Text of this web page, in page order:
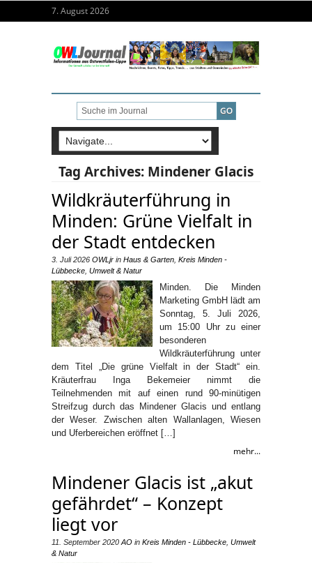
7. August 2026
Tag Archives: Mindener Glacis
Wildkräuterführung in
Minden: Grüne Vielfalt in
der Stadt entdecken
3. Juli 2026 OWLjr in Haus & Garten Kreis Minden -
Lübbecke Umwelt & Natur
Minden. Die Minden
Marketing GmbH lädt am
Sonntag, 5. Juli 2026,
um 15:00 Uhr zu einer
besonderen
Wildkräuterführung unter
dem Titel „Die grüne Vielfalt in der Stadt“ ein.
Kräuterfrau Inga Bekemeier nimmt die
Teilnehmenden mit auf einen rund 90-minütigen
Streifzug durch das Mindener Glacis und entlang
der Weser. Zwischen alten Wallanlagen, Wiesen
und Uferbereichen eröffnet […]
mehr...
Mindener Glacis ist „akut
gefährdet“ – Konzept
liegt vor
11. September 2020 AO in Kreis Minden - Lübbecke Umwelt
& Natur